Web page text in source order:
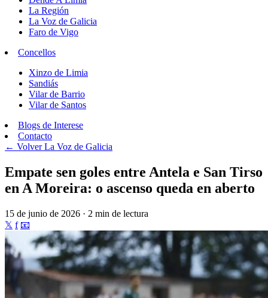
La Región
La Voz de Galicia
Faro de Vigo
Concellos
Xinzo de Limia
Sandiás
Vilar de Barrio
Vilar de Santos
Blogs de Interese
Contacto
← VolverLa Voz de Galicia
Empate sen goles entre Antela e San Tirso
en A Moreira: o ascenso queda en aberto
15 de junio de 2026 · 2 min de lectura
𝕏 f 📧